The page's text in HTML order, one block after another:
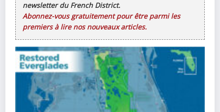
newsletter du French District.
Abonnez-vous gratuitement pour être parmi les
premiers à lire nos nouveaux articles.